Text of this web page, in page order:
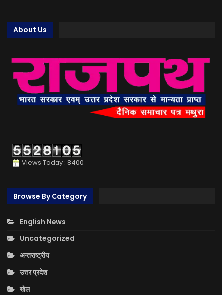
About Us
Views Today : 8400
Browse By Category
English News
Uncategorized
अन्तराष्ट्रीय
उत्तर प्रदेश
खेल